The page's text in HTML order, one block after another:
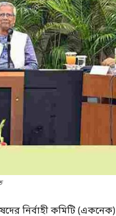
নির্বাহী কমিটি (একনেক)